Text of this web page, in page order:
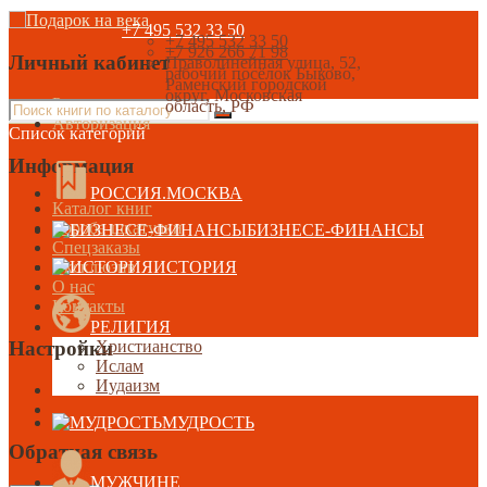
Личный кабинет
Регистрация
Авторизация
Информация
Каталог книг
Короба-шкатулки
Спецзаказы
Эксклюзив
О нас
Контакты
Настройки
Обратная связь
+7 495 532 33 50
+7 495 532 33 50
+7 926 266 71 98
Праволинейная улица, 52,
рабочий посёлок Быково,
Раменский городской
округ, Московская
область, РФ
Список категорий
РОССИЯ.МОСКВА
БИЗНЕСЕ-ФИНАНСЫ
ИСТОРИЯ
РЕЛИГИЯ
Христианство
Ислам
Иудаизм
МУДРОСТЬ
МУЖЧИНЕ